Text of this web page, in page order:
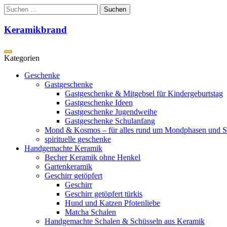
Zum
Inhalt
springen
Suchen
nach:
Keramikbrand
Geschenke
Gastgeschenke
Gastgeschenke & Mitgebsel für Kindergeburtstag
Gastgeschenke Ideen
Gastgeschenke Jugendweihe
Gastgeschenke Schulanfang
Mond & Kosmos – für alles rund um Mondphasen und
spirituelle geschenke
Handgemachte Keramik
Becher Keramik ohne Henkel
Gartenkeramik
Geschirr getöpfert
Geschirr
Geschirr getöpfert türkis
Hund und Katzen Pfotenliebe
Matcha Schalen
Handgemachte Schalen & Schüsseln aus Keramik